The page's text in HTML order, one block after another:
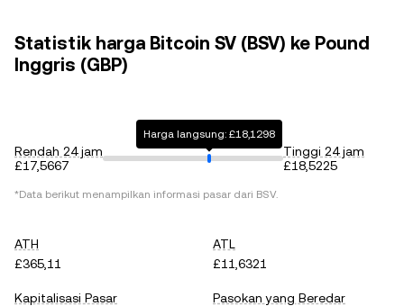
Statistik harga Bitcoin SV (BSV) ke Pound
Inggris (GBP)
Rendah 24 jam
£17,5667
Harga langsung: £18,1298
Tinggi 24 jam
£18,5225
*Data berikut menampilkan informasi pasar dari BSV.
ATH
£365,11
ATL
£11,6321
Kapitalisasi Pasar
Pasokan yang Beredar